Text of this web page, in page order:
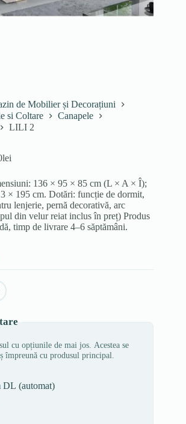
de Mobilier și Decorațiuni
si Coltare
Canapele
LILI 2
lei
prețuri:
1,709.73lei
până
la
1,880.70lei
136 × 95 × 85 cm (L × A × Î);
× 195 cm. Dotări: funcție de dormit,
lenjerie, pernă decorativă, arc
din velur reiat inclus în preț) Produs
timp de livrare 4–6 săptămâni.
cu opțiunile de mai jos. Acestea se
împreună cu produsul principal.
DL (automat)